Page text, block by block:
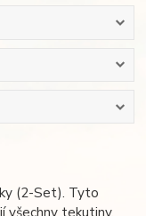
(2-Set). Tyto
všechny tekutiny,